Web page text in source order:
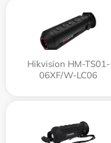
Hikvision HM-TS01-
06XF/W-LC06